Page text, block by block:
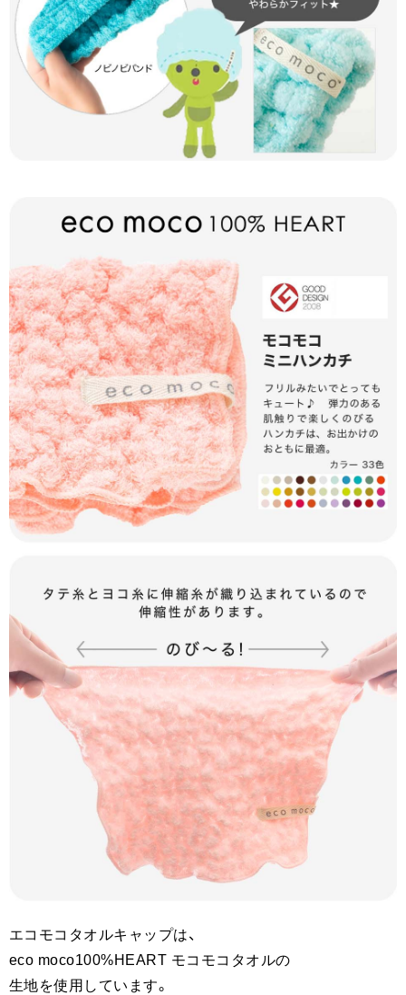
エコモコタオルキャップは、
eco moco100%HEART モコモコタオルの
生地を使用しています。